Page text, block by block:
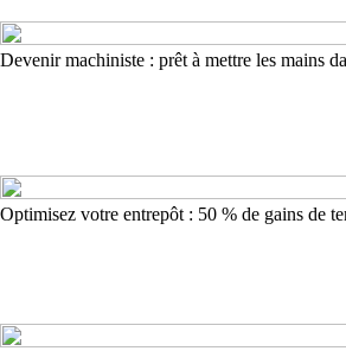
Devenir machiniste : prêt à mettre les mains
Optimisez votre entrepôt : 50 % de gains de